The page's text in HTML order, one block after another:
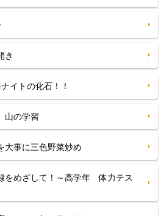
き
イトの化石！！
山の学習
大事に三色野菜炒め
をめざして！～高学年 体力テス